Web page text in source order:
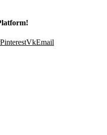
PinterestVkEmail